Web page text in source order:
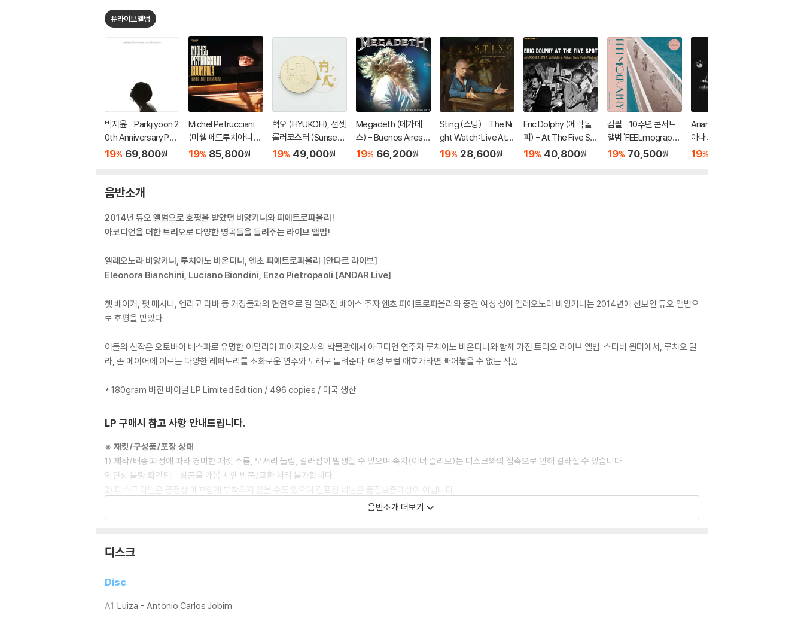
#라이브앨범
박지윤 - Parkjiyoon 2
0th Anniversary Pho
to & Live Album [화
19% 69,800원
Michel Petrucciani
(미쉘 페트루치아니 ) -
Kuumbwa [2LP]
19% 85,800원
혁오 (HYUKOH), 선셋
롤러코스터 (Sunset R
ollercoaster) - AAA
19% 49,000원
Megadeth (메가데
스) - Buenos Aires 2
005 [퍼플 앤 블랙 스
19% 66,200원
Sting (스팅) - The Ni
ght Watch: Live At T
he Rijksmuseum
19% 28,600원
Eric Dolphy (에릭 돌
피) - At The Five Sp
ot, Volume 1 [클리어
19% 40,800원
김필 - 10주년 콘서트
앨범 'FEELmograph
y' [LP + DVD]
19% 70,500원
Ariana Grande (아리
아나 그란데) - K Bye
For Now [swt Live]
19%
음반소개
2014년 듀오 앨범으로 호평을 받았던 비앙키니와 피에트로파올리!
아코디언을 더한 트리오로 다양한 명곡들을 들려주는 라이브 앨범!
엘레오노라 비앙키니, 루치아노 비온디니, 엔초 피에트로파올리 [안다르 라이브]
Eleonora Bianchini, Luciano Biondini, Enzo Pietropaoli [ANDAR Live]
쳇 베이커, 팻 메시니, 엔리코 라바 등 거장들과의 협연으로 잘 알려진 베이스 주자 엔초 피에트로파올리와 중견 여성 싱어 엘레오노라 비앙키니는 2014년에 선보인 듀오 앨범으
로 호평을 받았다.
이들의 신작은 오토바이 베스파로 유명한 이탈리아 피아지오사의 박물관에서 아코디언 연주자 루치아노 비온디니와 함께 가진 트리오 라이브 앨범. 스티비 원더에서, 루치오 달
라, 존 메이어에 이르는 다양한 레퍼토리를 조화로운 연주와 노래로 들려준다. 여성 보컬 애호가라면 빼어놓을 수 없는 작품.
* 180gram 버진 바이닐 LP Limited Edition / 496 copies / 미국 생산
LP 구매시 참고 사항 안내드립니다.
※ 재킷/구성품/포장 상태
1) 제작/배송 과정에 따라 경미한 재킷 주름, 모서리 눌림, 갈라짐이 발생할 수 있으며 속지(이너 슬리브)는 디스크와의 접촉으로 인해 갈라질 수 있습니다.
외관상 불량 확인되는 상품을 개봉 시엔 반품/교환 처리 불가합니다.
2) 디스크 라벨은 공정상 매끄럽게 부착되지 않을 수도 있으며 겉포장 비닐은 품질보증대상이 아닙니다.
4) 디지털 다운로드 코드는 본사에서 공지 없이 증정 종료될 수 있습니다.
※ 재생 불량
기기 문제로 인해 발생하는 재생 불량 현상에 대해서는 반품/교환이 불가하니 침압 조절이 가능한 기기에서 재생하실 것을 권유 드립니다.
3) 바늘에 먼지가 쌓이는 경우에도 재생이 원활하지 않을 수 있습니다.
음반소개 더보기
디스크
Disc
A1 Luiza - Antonio Carlos Jobim